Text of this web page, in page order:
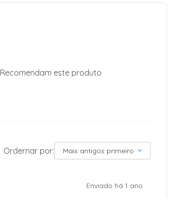
Recomendam este produto
Ordernar por: Mais antigos primeiro
Enviado há 1 ano